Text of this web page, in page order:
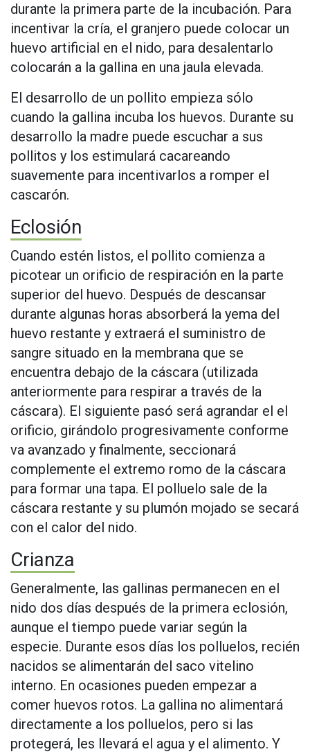
durante la primera parte de la incubación. Para
incentivar la cría, el granjero puede colocar un
huevo artificial en el nido, para desalentarlo
colocarán a la gallina en una jaula elevada.
El desarrollo de un pollito empieza sólo
cuando la gallina incuba los huevos. Durante su
desarrollo la madre puede escuchar a sus
pollitos y los estimulará cacareando
suavemente para incentivarlos a romper el
cascarón.
Eclosión
Cuando estén listos, el pollito comienza a
picotear un orificio de respiración en la parte
superior del huevo. Después de descansar
durante algunas horas absorberá la yema del
huevo restante y extraerá el suministro de
sangre situado en la membrana que se
encuentra debajo de la cáscara (utilizada
anteriormente para respirar a través de la
cáscara). El siguiente pasó será agrandar el el
orificio, girándolo progresivamente conforme
va avanzado y finalmente, seccionará
complemente el extremo romo de la cáscara
para formar una tapa. El polluelo sale de la
cáscara restante y su plumón mojado se secará
con el calor del nido.
Crianza
Generalmente, las gallinas permanecen en el
nido dos días después de la primera eclosión,
aunque el tiempo puede variar según la
especie. Durante esos días los polluelos, recién
nacidos se alimentarán del saco vitelino
interno. En ocasiones pueden empezar a
comer huevos rotos. La gallina no alimentará
directamente a los polluelos, pero si las
protegerá, les llevará el agua y el alimento. Y